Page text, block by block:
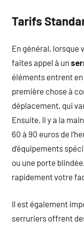
Tarifs
En général, lorsque
faites appel à un
éléments entrent
première chose à
déplacement, qui
Ensuite, il y a la
60 à 90 euros de
d’équipements
ou une porte
rapidement votre
Il est également
serruriers offrent